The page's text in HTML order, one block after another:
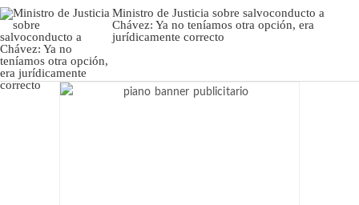
Ministro de Justicia sobre salvoconducto a
Chávez: Ya no teníamos otra opción, era
jurídicamente correcto